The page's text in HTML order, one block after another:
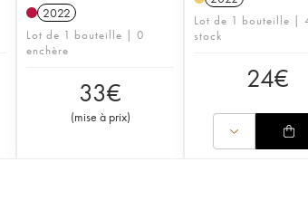
2022
Lot de 1 bouteille | 0
enchère
33€
(mise à prix)
Lot de 1 bouteille |
stock
24€